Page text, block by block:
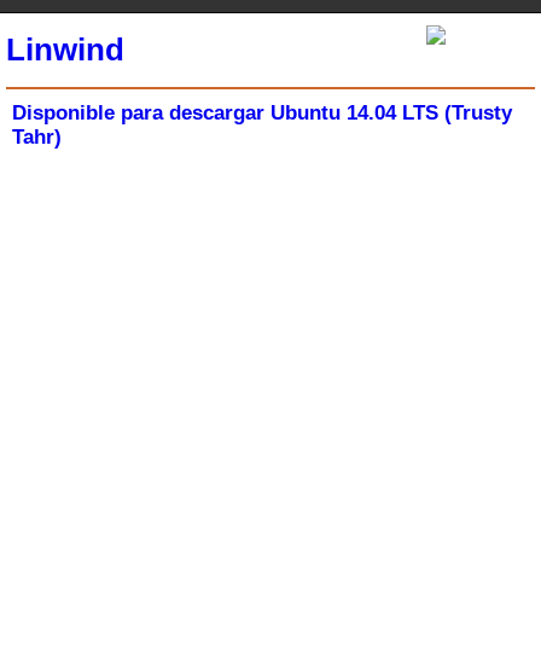
Linwind
Disponible para descargar Ubuntu 14.04 LTS (Trusty
Tahr)